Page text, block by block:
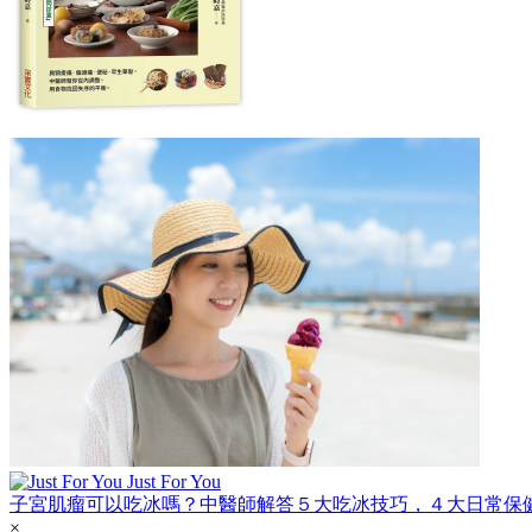
Just For You
子宮肌瘤可以吃冰嗎？中醫師解答５大吃冰技巧，４大日常保